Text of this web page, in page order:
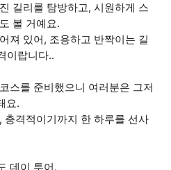
길리를 탐방하고, 시원하게 스
볼 거예요.
져 있어, 조용하고 반짝이는 길
이랍니다..
스를 준비했으니 여러분은 그저
요.
충격적이기까지 한 하루를 선사
데이 투어.